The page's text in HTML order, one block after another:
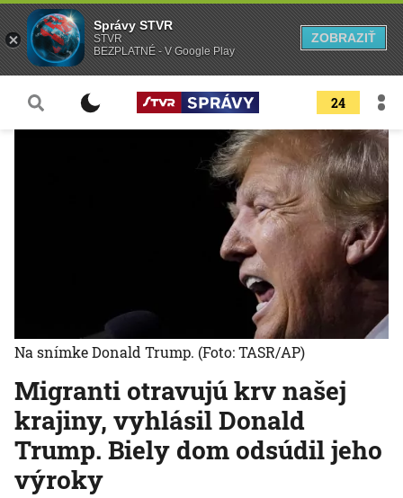
24
Migranti otravujú krv našej
krajiny, vyhlásil Donald
Trump. Biely dom odsúdil jeho
výroky
Na snímke Donald Trump. (Foto: TASR/AP)
Správy STVR
STVR
BEZPLATNÉ - V Google Play
ZOBRAZIŤ